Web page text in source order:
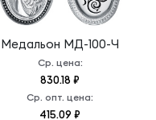
Медальон МД-100-Ч
Ср. цена:
830.18 ₽
Ср. опт. цена:
415.09 ₽